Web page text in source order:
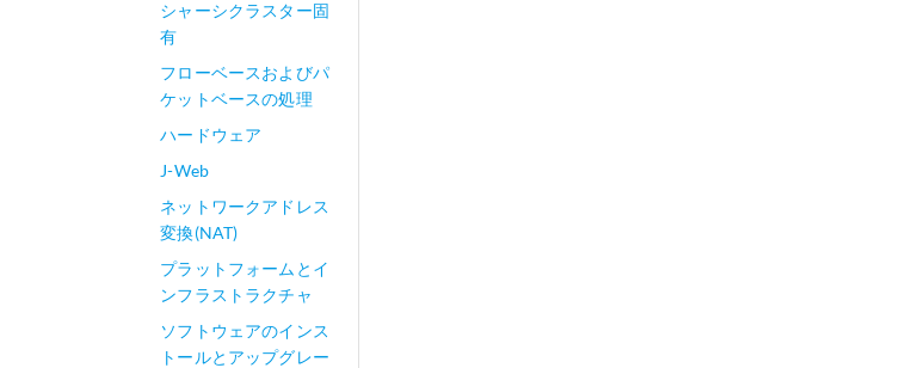
シャーシクラスター固
有
フローベースおよびパ
ケットベースの処理
ハードウェア
J-Web
ネットワークアドレス
変換(NAT)
プラットフォームとイ
ンフラストラクチャ
ソフトウェアのインス
トールとアップグレー